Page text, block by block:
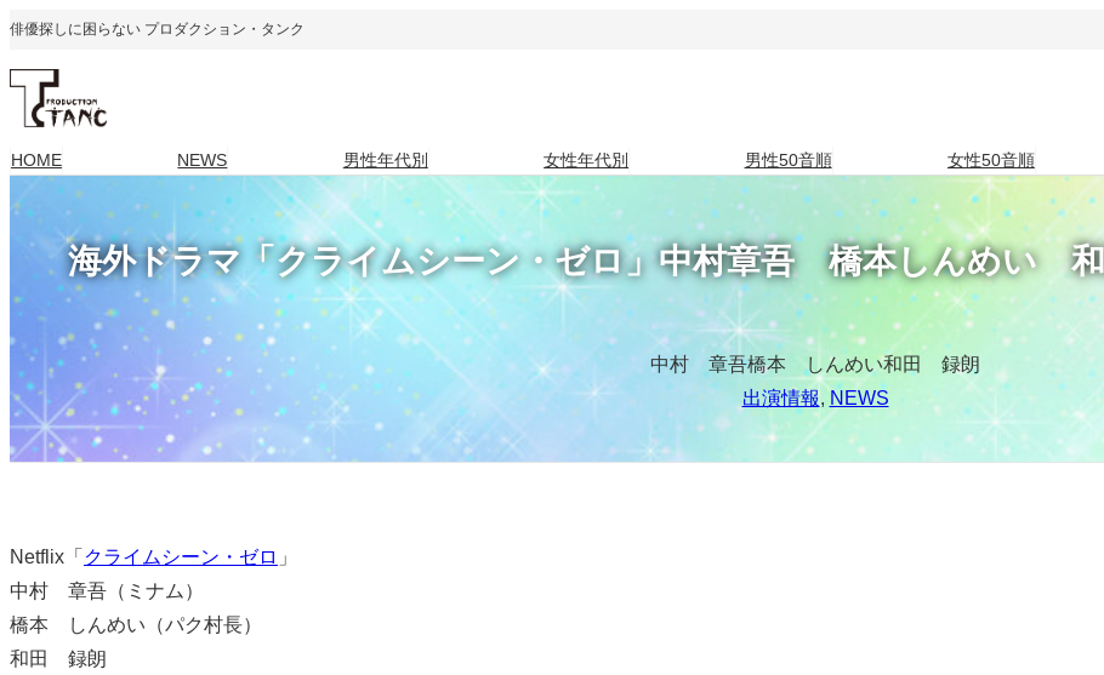
内
を
ス
キ
俳優探しに困らない プロダクション・タンク
HOME NEWS 男性年代別 女性年代別 男性50音順 女性50音順
海外ドラマ「クライムシーン・ゼロ」中村章吾 橋本しんめい
中村 章吾橋本 しんめい和田 録朗
出演情報, NEWS
Netflix「 クライムシーン・ゼロ 」
中村 章吾（ミナム）
橋本 しんめい（パク村長）
和田 録朗